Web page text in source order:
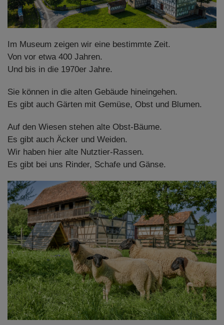
Im Museum zeigen wir eine bestimmte Zeit.
Von vor etwa 400 Jahren.
Und bis in die 1970er Jahre.
Sie können in die alten Gebäude hineingehen.
Es gibt auch Gärten mit Gemüse, Obst und Blumen.
Auf den Wiesen stehen alte Obst-Bäume.
Es gibt auch Äcker und Weiden.
Wir haben hier alte Nutztier-Rassen.
Es gibt bei uns Rinder, Schafe und Gänse.